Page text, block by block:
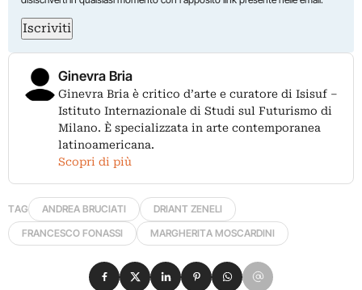
Iscriviti
Ginevra Bria
Ginevra Bria è critico d’arte e curatore di Isisuf –
Istituto Internazionale di Studi sul Futurismo di
Milano. È specializzata in arte contemporanea
latinoamericana.
Scopri di più
TAG ANDREA BRUCIATI
DRIANT ZENELI
FRANCESCO FONASSI
MARGHERITA MOSCARDINI
Condividi su Facebook
Condividi su X
Condividi su LinkedIn
Condividi su Pinterest
Condividi su WhatsApp
Condividi su Email